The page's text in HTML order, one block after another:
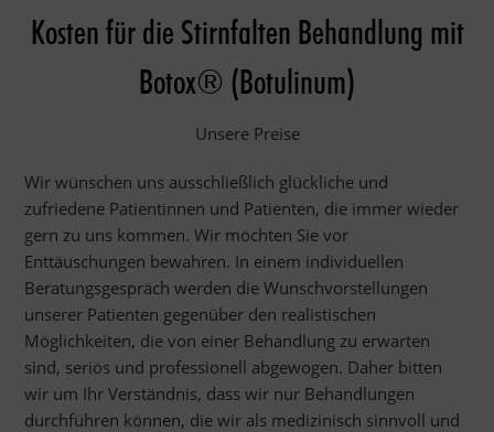
Kosten für die Stirnfalten Behandlung mit
Botox® (Botulinum)
Unsere Preise
Wir wünschen uns ausschließlich glückliche und
zufriedene Patientinnen und Patienten, die immer wieder
gern zu uns kommen. Wir möchten Sie vor
Enttäuschungen bewahren. In einem individuellen
Beratungsgespräch werden die Wunschvorstellungen
unserer Patienten gegenüber den realistischen
Möglichkeiten, die von einer Behandlung zu erwarten
sind, seriös und professionell abgewogen. Daher bitten
wir um Ihr Verständnis, dass wir nur Behandlungen
durchführen können, die wir als medizinisch sinnvoll und